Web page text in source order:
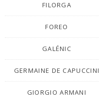
FILORGA
FOREO
GALÉNIC
GERMAINE DE CAPUCCINI
GIORGIO ARMANI